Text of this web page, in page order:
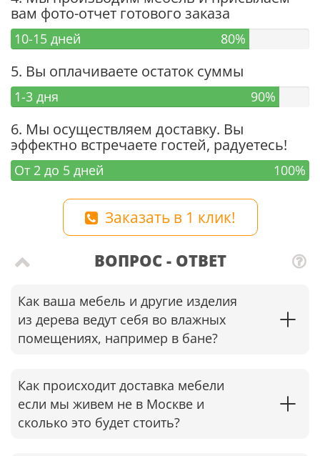
вам фото-отчет готового заказа
10-15 дней 80%
5. Вы оплачиваете остаток суммы
1-3 дня 90%
6. Мы осуществляем доставку. Вы
эффектно встречаете гостей, радуетесь!
От 2 до 5 дней 100%
Заказать в 1 клик!
ВОПРОС - ОТВЕТ
Как ваша мебель и другие изделия
из дерева ведут себя во влажных
помещениях, например в бане?
Как происходит доставка мебели
если мы живем не в Москве и
сколько это будет стоить?